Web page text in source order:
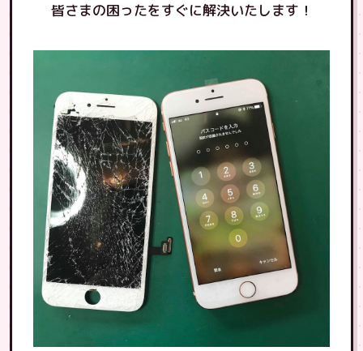
皆さまの困ったをすぐに解決いたします！